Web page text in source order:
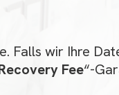
Falls wir Ihre
Fee“-